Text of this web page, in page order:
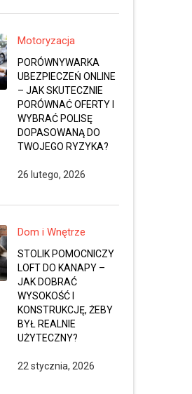
Motoryzacja
PORÓWNYWARKA
UBEZPIECZEŃ ONLINE
– JAK SKUTECZNIE
PORÓWNAĆ OFERTY I
WYBRAĆ POLISĘ
DOPASOWANĄ DO
TWOJEGO RYZYKA?
26 lutego, 2026
Dom i Wnętrze
STOLIK POMOCNICZY
LOFT DO KANAPY –
JAK DOBRAĆ
WYSOKOŚĆ I
KONSTRUKCJĘ, ŻEBY
BYŁ REALNIE
UŻYTECZNY?
22 stycznia, 2026